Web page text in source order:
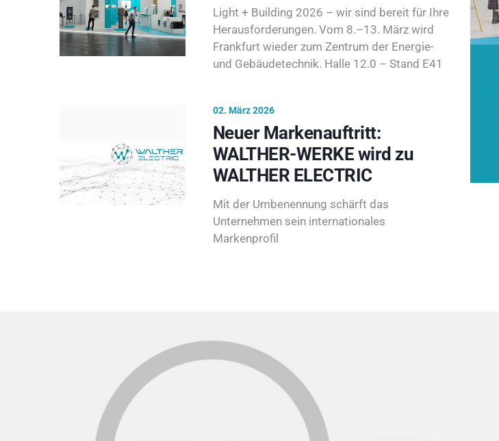
Light + Building 2026 – wir sind bereit für Ihre
Herausforderungen. Vom 8.–13. März wird
Frankfurt wieder zum Zentrum der Energie-
und Gebäudetechnik. Halle 12.0 – Stand E41
02. März 2026
Neuer Markenauftritt:
WALTHER-WERKE wird zu
WALTHER ELECTRIC
Mit der Umbenennung schärft das
Unternehmen sein internationales
Markenprofil